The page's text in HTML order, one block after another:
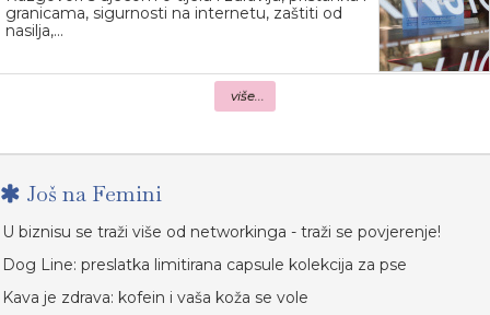
granicama, sigurnosti na internetu, zaštiti od
nasilja,...
više...
Još na Femini
U biznisu se traži više od networkinga - traži se povjerenje!
Dog Line: preslatka limitirana capsule kolekcija za pse
Kava je zdrava: kofein i vaša koža se vole